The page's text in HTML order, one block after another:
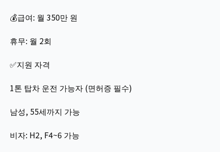
💰급여: 월 350만 원
휴무: 월 2회
✅지원 자격
1톤 탑차 운전 가능자 (면허증 필수)
남성, 55세까지 가능
비자: H2, F4~6 가능